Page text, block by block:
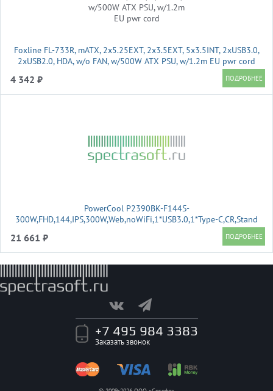
Foxline FL-733R, mATX, 2x5.25EXT, 2x3.5EXT, 5x3.5INT, 2xUSB3.0,
2xUSB2.0, HDA, w/o FAN, w/500W ATX PSU, w/1.2m EU pwr cord
4 342 ₽
PowerCool P2390BK-F144S-
300W,FHD,144,IPS,300W,Web,noWiFi,1*USB3.0,1*Type-C,CR,Stand
21 661 ₽
+7 495 984 3383
Заказать звонок